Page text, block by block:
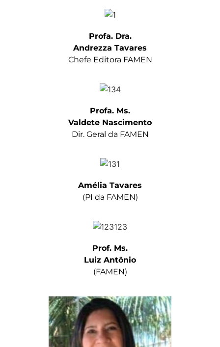
Profa. Dra.
Andrezza Tavares
Chefe Editora FAMEN
Profa. Ms.
Valdete Nascimento
Dir. Geral da FAMEN
Amélia Tavares
(PI da FAMEN)
Prof. Ms.
Luiz Antônio
(FAMEN)